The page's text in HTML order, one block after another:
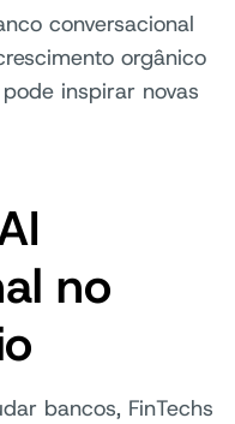
conversacional
orgânico
inspirar novas
no
bancos, FinTechs